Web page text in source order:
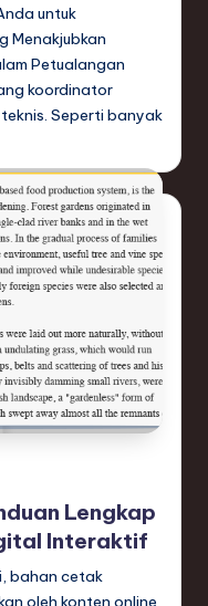
untuk
Menakjubkan
Petualangan
koordinator
Seperti banyak
Lengkap
Interaktif
bahan cetak
oleh konten online